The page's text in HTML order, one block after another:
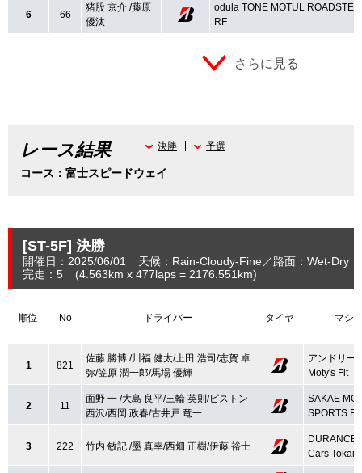
6 66
猪股 京介 /藤原
優汰
odula TONE MOTUL ROADSTER
RF
さらに見る
レース結果
コース：富士スピードウェイ
決勝 予選
[ST-5F] 決勝
開催日：2025/06/01 天候：Rain-Cloudy-Fine 路面：Wet-Dry
完走：5
(4.563km x 477laps = 2176.551 km)
順位 No ドライバー タイヤ マシ
1 821
佐藤 勝博 /川福 健太/上田 浩司/志賀 卓
弥/笠原 潤一郎/馬場 優輝
アンドリー
Moty's Fit
2 11
面野 一 /大島 良平/三輪 英則/ピストン
西沢/西岡 政春/古井戸 竜一
SAKAE
SPORTS
3 222 竹内 敏記 /墨 真幸/西畑 正樹/伊藤 裕士
DURANCE
Cars Tokai